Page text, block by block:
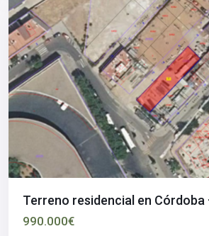
Terreno residencial en Córdoba
990.000€